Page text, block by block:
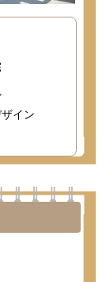
イン